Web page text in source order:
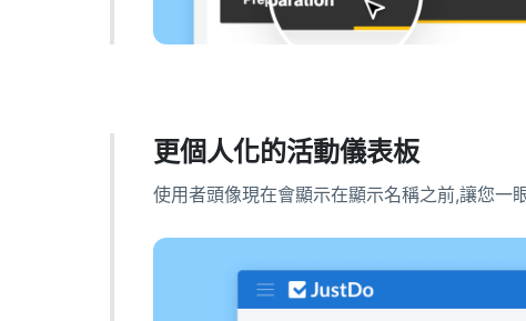
更個人化的活動儀表板
使用者頭像現在會顯示在顯示名稱之前,讓您一